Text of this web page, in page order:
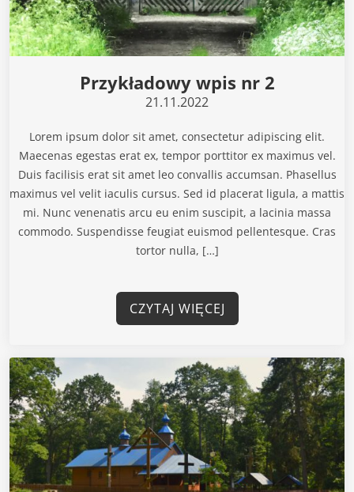
Przykładowy wpis nr 2
21.11.2022
Lorem ipsum dolor sit amet, consectetur adipiscing elit.
Maecenas egestas erat ex, tempor porttitor ex maximus vel.
Duis facilisis erat sit amet leo convallis accumsan. Phasellus
maximus vel velit iaculis cursus. Sed id placerat ligula, a mattis
mi. Nunc venenatis arcu eu enim suscipit, a lacinia massa
commodo. Suspendisse feugiat euismod pellentesque. Cras
tortor nulla, […]
CZYTAJ WIĘCEJ